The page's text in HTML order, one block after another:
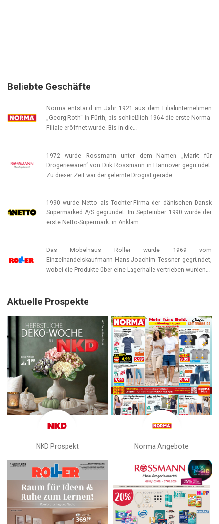
Beliebte Geschäfte
Norma entstand im Jahr 1921 aus dem Filialunternehmen
„Georg Roth“ in Fürth, bis schließlich 1964 die erste Norma-
Filiale eröffnet wurde. Bis in die…
1972 wurde Rossmann unter dem Namen „Markt für
Drogeriewaren“ von Dirk Rossmann in Hannover gegründet.
Zu dieser Zeit war der gelernte Drogist gerade…
1990 wurde Netto als Tochter-Firma der dänischen Dansk
Supermarked A/S gegründet. Im September 1990 wurde der
erste Netto-Supermarkt in Anklam…
Das Möbelhaus Roller wurde 1969 vom
Einzelhandelskaufmann Hans-Joachim Tessner gegründet,
wobei die Produkte über eine Lagerhalle vertrieben wurden…
Aktuelle Prospekte
NKD Prospekt Norma Angebote